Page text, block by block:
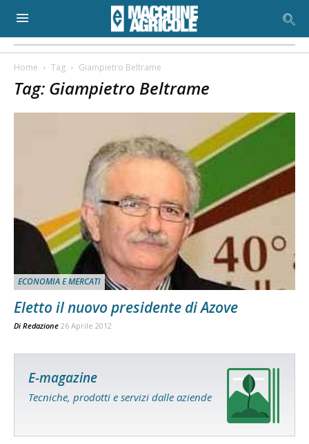
Home Tag Giampietro Beltrame
Tag: Giampietro Beltrame
ECONOMIA E MERCATI
Eletto il nuovo presidente di Azove
Di Redazione 26 Aprile 2012
E-magazine
Tecniche, prodotti e servizi dalle aziende